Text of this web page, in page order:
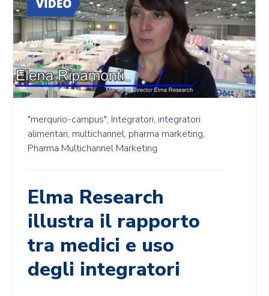
"merqurio-campus", Integratori, integratori
alimentari, multichannel, pharma marketing,
Pharma Multichannel Marketing
Elma Research
illustra il rapporto
tra medici e uso
degli integratori